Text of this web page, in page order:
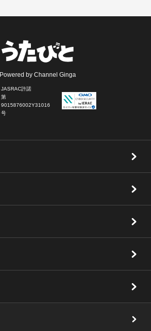
Powered by Channel Ginga
JASRAC許諾
第
9015876002Y31016
号